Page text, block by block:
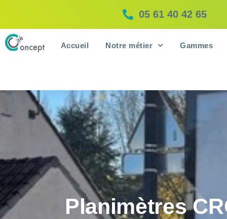
05 61 40 42 65
Accueil Notre métier Gammes
Planimètres